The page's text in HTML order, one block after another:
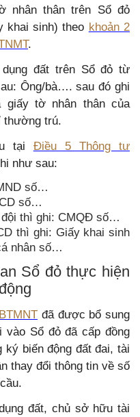
nhân thân trên Sổ đỏ
khai sinh) theo khoản 2
.
đất trên Sổ đỏ từ
Ông/bà…. sau đó ghi
tờ nhân thân của
thường trú.
tại Điều 5 Thông tư
như sau:
số…
số…
đội thì ghi: CMQĐ số…
thì ghi: Giấy khai sinh
nhân số…
Sổ đỏ thực hiện
đã được bổ sung
Sổ đỏ đã cấp đồng
biến động đất đai, tài
thay đổi thông tin về số
đất, chủ sở hữu tài